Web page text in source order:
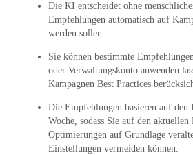
Die KI entscheidet ohne
Empfehlungen automatisch auf
werden sollen.
Sie können bestimmte
oder Verwaltungskonto anwenden
Kampagnen Best Practices
Die Empfehlungen basieren auf den
Woche, sodass Sie auf den
Optimierungen auf Grundlage
Einstellungen vermeiden können.